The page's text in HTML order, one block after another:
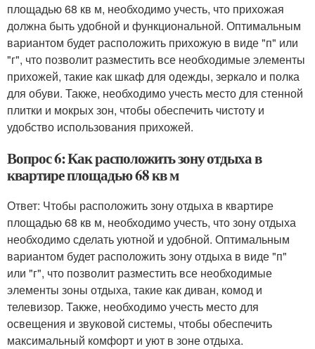
площадью 68 кв м, необходимо учесть, что прихожая
должна быть удобной и функциональной. Оптимальным
вариантом будет расположить прихожую в виде "п" или
"г", что позволит разместить все необходимые элементы
прихожей, такие как шкаф для одежды, зеркало и полка
для обуви. Также, необходимо учесть место для стенной
плитки и мокрых зон, чтобы обеспечить чистоту и
удобство использования прихожей.
Вопрос 6: Как расположить зону отдыха в
квартире площадью 68 кв м
Ответ: Чтобы расположить зону отдыха в квартире
площадью 68 кв м, необходимо учесть, что зону отдыха
необходимо сделать уютной и удобной. Оптимальным
вариантом будет расположить зону отдыха в виде "п"
или "г", что позволит разместить все необходимые
элементы зоны отдыха, такие как диван, комод и
телевизор. Также, необходимо учесть место для
освещения и звуковой системы, чтобы обеспечить
максимальный комфорт и уют в зоне отдыха.